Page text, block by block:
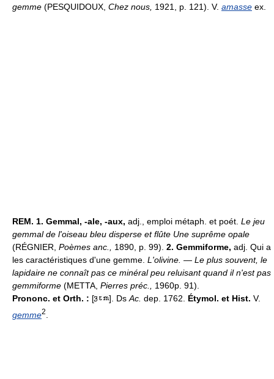
gemme (PESQUIDOUX, Chez nous, 1921, p. 121). V. amasse ex.
REM. 1. Gemmal, -ale, -aux, adj., emploi métaph. et poét. Le jeu
gemmal de l'oiseau bleu disperse et flûte Une suprême opale
(RÉGNIER, Poèmes anc., 1890, p. 99). 2. Gemmiforme, adj. Qui a
les caractéristiques d'une gemme. L'olivine. — Le plus souvent, le
lapidaire ne connaît pas ce minéral peu reluisant quand il n'est pas
gemmiforme (METTA, Pierres préc., 1960p. 91).
Prononc. et Orth. : [ ]. DsAc. dep. 1762. Étymol. et Hist. V.
gemme2